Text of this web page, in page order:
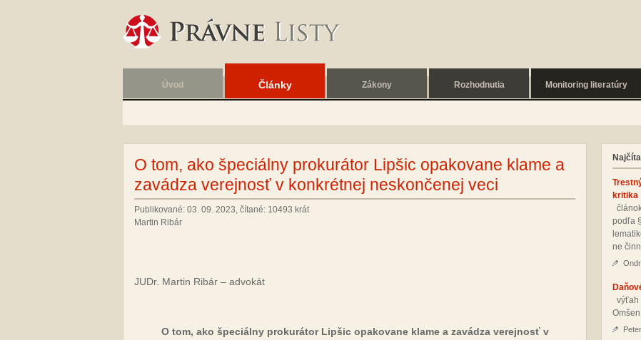
Úvod Články Zákony Rozhodnutia Monitoring literatúry
O tom, ako špeciálny prokurátor Lipšic opakovane klame a
zavádza verejnosť v konkrétnej neskončenej veci
Publikované: 03. 09. 2023, čítané: 10493 krát
Martin Ribár
JUDr. Martin Ribár – advokát
O tom, ako špeciálny prokurátor Lipšic opakovane klame a zavádza verejnosť v
kritika
pod­ľa
ne
vý­ťah